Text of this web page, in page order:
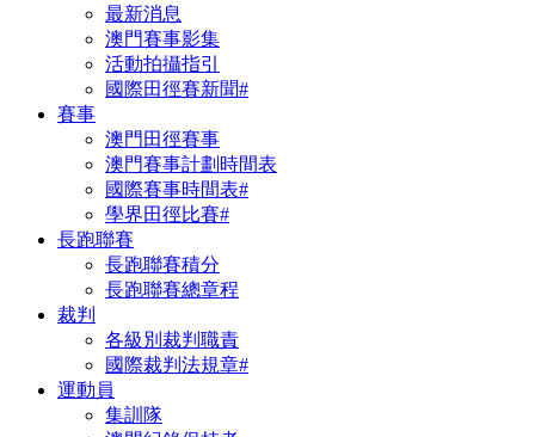
最新消息
澳門賽事影集
活動拍攝指引
國際田徑賽新聞#
賽事
澳門田徑賽事
澳門賽事計劃時間表
國際賽事時間表#
學界田徑比賽#
長跑聯賽
長跑聯賽積分
長跑聯賽總章程
裁判
各級別裁判職責
國際裁判法規章#
運動員
集訓隊